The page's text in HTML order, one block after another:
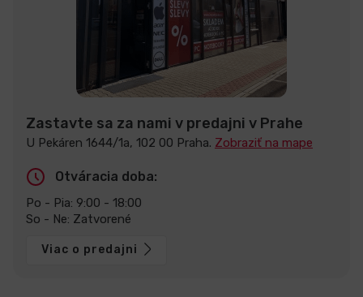
Zastavte sa za nami v predajni v Prahe
U Pekáren 1644/1a, 102 00 Praha. Zobraziť na mape
Otváracia doba:
Po - Pia: 9:00 - 18:00
So - Ne: Zatvorené
Viac o predajni